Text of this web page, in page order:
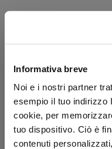
Informativa breve
Noi e i nostri partner
esempio il tuo indirizzo
cookie, per
tuo dispositivo. Ciò è
contenuti